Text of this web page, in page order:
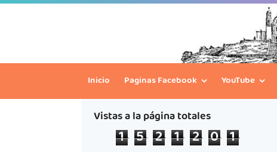
Inicio Paginas Facebook YouTube
Vistas a la página totales
1 5 2 1 2 0 1